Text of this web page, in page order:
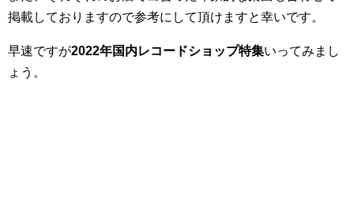
掲載しておりますので参考にして頂けますと幸いです。
早速ですが2022年国内レコードショップ特集いってみまし
ょう。